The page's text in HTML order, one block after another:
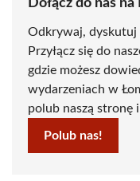
Dołącz do nas
Odkrywaj, dyskutuj
Przyłącz się do
gdzie możesz
wydarzeniach w
polub naszą stronę
Polub nas!